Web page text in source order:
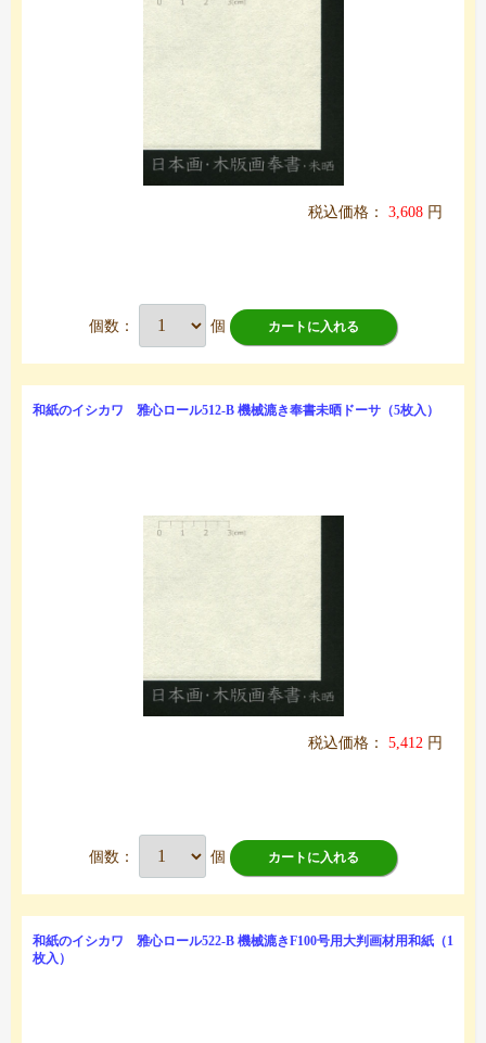
税込価格： 3,608 円
個数： 個 カートに入れる
和紙のイシカワ 雅心ロール512-B 機械漉き奉書未晒ドーサ（5枚入）
税込価格： 5,412 円
個数： 個 カートに入れる
和紙のイシカワ 雅心ロール522-B 機械漉きF100号用大判画材用和紙（1
枚入）